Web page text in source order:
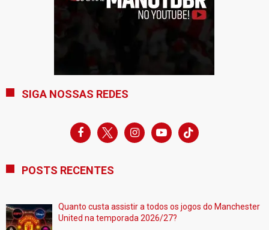
SIGA NOSSAS REDES
facebook
x instagramyoutube-
play
tiktok
POSTS RECENTES
Quanto custa assistir a todos os jogos do Manchester
United na temporada 2026/27?